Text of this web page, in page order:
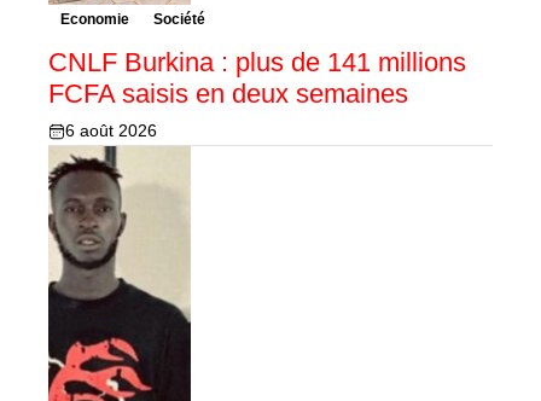
Economie Société
CNLF Burkina : plus de 141 millions
FCFA saisis en deux semaines
6 août 2026